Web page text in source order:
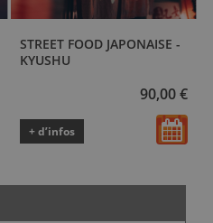
STREET FOOD JAPONAISE -
KYUSHU
90,00 €
+ d’infos